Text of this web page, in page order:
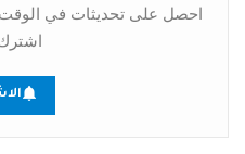
احصل على تحديثات في